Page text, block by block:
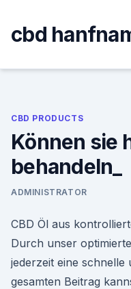
content
cbd
CBD PRODUCTS
Können sie
behandeln_
ADMINISTRATOR
CBD Öl aus
Durch unser
jederzeit eine
gesamten Beitrag